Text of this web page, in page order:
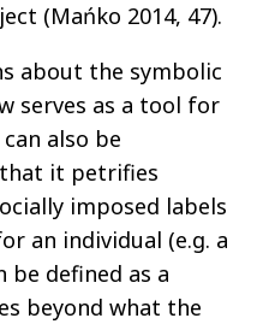
(Mańko 2014, 47).
about the symbolic
serves as a tool for
also be
it petrifies
imposed labels
an individual (e.g. a
be defined as a
beyond what the